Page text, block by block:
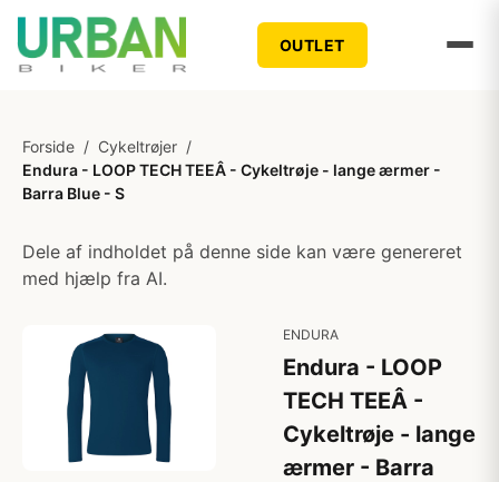
OUTLET
Forside / Cykeltrøjer /
Endura - LOOP TECH TEEÂ - Cykeltrøje - lange ærmer -
Barra Blue - S
Dele af indholdet på denne side kan være genereret
med hjælp fra AI.
ENDURA
Endura - LOOP
TECH TEEÂ -
Cykeltrøje - lange
ærmer - Barra